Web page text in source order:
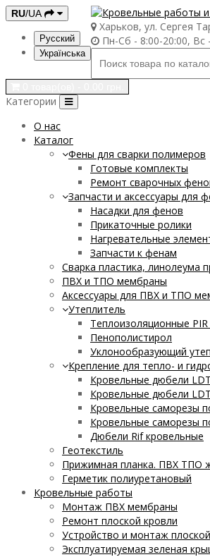
RU/UA
Русский
Українська
Харьков, ул. Сергея
Пн-Сб - 8:00-20:00, Вс
Категории
О нас
Каталог
Фены для сварки полимеров
Готовые комплекты
Ремонт сварочных
Запчасти и аксессуары для
Насадки для фенов
Прикаточные ролики
Нагревательные
Запчасти к фенам
Сварка пластика, линолеума
ПВХ и ТПО мембраны
Аксессуары для ПВХ и ТПО
Утеплитель
Теплоизоляционные
Пенополистирол
Уклонообразующий
Крепление для тепло- и
Кровельные дюбели
Кровельные дюбели
Кровельные саморезы
Кровельные саморезы
Дюбели Rif кровельные
Геотекстиль
Прижимная планка. ПВХ ТПО
Герметик полиуретановый
Кровельные работы
Монтаж ПВХ мембраны
Ремонт плоской кровли
Устройство и монтаж
Эксплуатируемая зеленая